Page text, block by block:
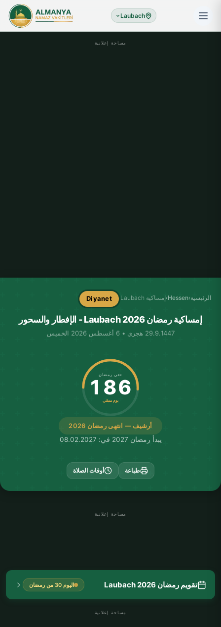
Laubach
مساحة إعلانية
الرئيسية›
Hessen
›إمساكية Laubach Diyanet
إمساكية رمضان Laubach 2026 - الإفطار والسحور
29.9.1447 هجري • 6 أغسطس 2026 الخميس
أرشيف — انتهى رمضان 2026
حتى رمضان
186
يوم متبقي
يبدأ رمضان 2027 في: 08.02.2027
طباعة أوقات الصلاة
مساحة إعلانية
تقويم رمضان Laubach 2026 اليوم 30 من رمضان
مساحة إعلانية